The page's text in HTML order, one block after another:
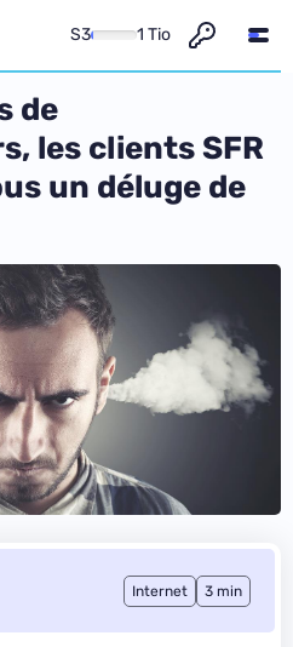
S3 1 Tio
de
les clients SFR
un déluge de
Internet 3 min